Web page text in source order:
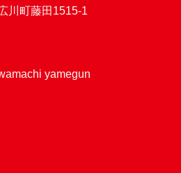
川町藤田1515-1
yamegun